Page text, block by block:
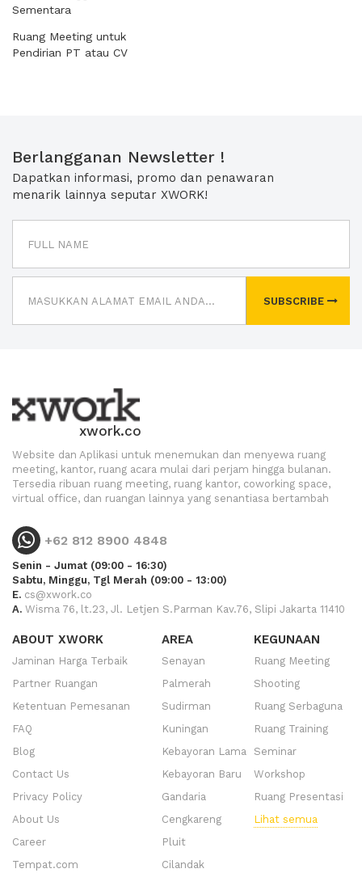
Sementara
Ruang Meeting untuk
Pendirian PT atau CV
Berlangganan Newsletter !
Dapatkan informasi, promo dan penawaran
menarik lainnya seputar XWORK!
SUBSCRIBE
xwork.co
Website dan Aplikasi untuk menemukan dan menyewa ruang
meeting, kantor, ruang acara mulai dari perjam hingga bulanan.
Tersedia ribuan ruang meeting, ruang kantor, coworking space,
virtual office, dan ruangan lainnya yang senantiasa bertambah
+62 812 8900 4848
Senin - Jumat (09:00 - 16:30)
Sabtu, Minggu, Tgl Merah (09:00 - 13:00)
E. cs@xwork.co
A. Wisma 76, lt.23, Jl. Letjen S.Parman Kav.76, Slipi Jakarta 11410
ABOUT XWORK
Jaminan Harga Terbaik
Partner Ruangan
Ketentuan Pemesanan
FAQ
Blog
Contact Us
Privacy Policy
About Us
Career
Tempat.com
AREA
Senayan
Palmerah
Sudirman
Kuningan
Kebayoran Lama
Kebayoran Baru
Gandaria
Cengkareng
Pluit
Cilandak
KEGUNAAN
Ruang Meeting
Shooting
Ruang Serbaguna
Ruang Training
Seminar
Workshop
Ruang Presentasi
Lihat semua